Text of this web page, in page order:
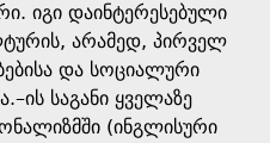
იგი დაინტერესებული
არამედ, პირველ
და სოციალური
საგანი ყველაზე
(ინგლისური